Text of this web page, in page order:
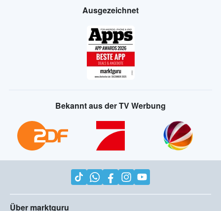
Ausgezeichnet
Bekannt aus der TV Werbung
Über marktguru